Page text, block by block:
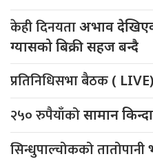
केही दिनयताअभाव
ग्यासको बिक्री सहज बन्दै
प्रतिनिधिसभा बैठक ( LIVE)
२५० रुपैयाँकोसामान
सिन्धुपाल्चोकको तातोपानी